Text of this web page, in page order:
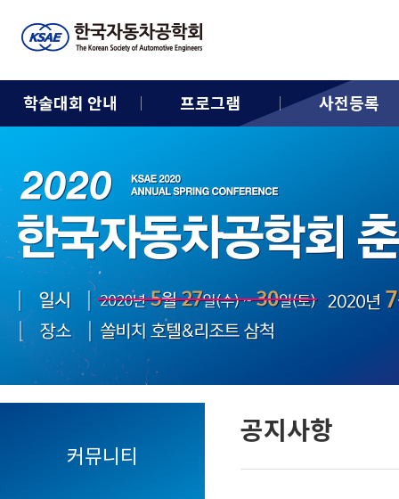
학술대회 안내 프로그램 사전등록
공지사항
커뮤니티